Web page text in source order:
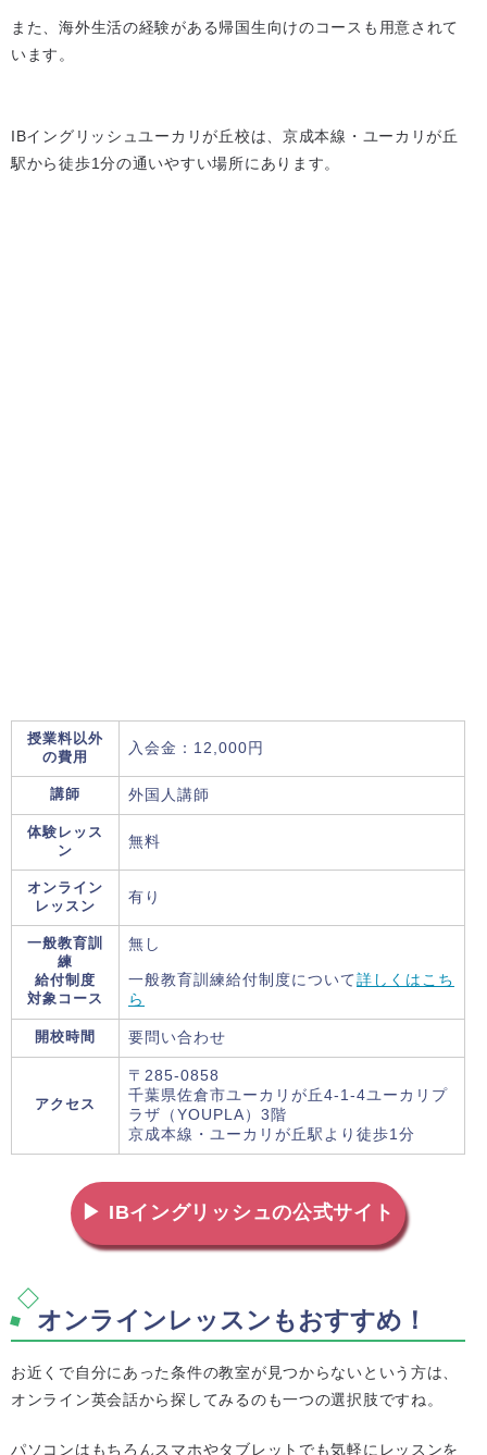
また、海外生活の経験がある帰国生向けのコースも用意されて
います。
IBイングリッシュユーカリが丘校は、京成本線・ユーカリが丘
駅から徒歩1分の通いやすい場所にあります。
授業料以外
の費用
入会金：12,000円
講師 外国人講師
体験レッス
ン
無料
オンライン
レッスン
有り
一般教育訓
練
給付制度
対象コース
無し
一般教育訓練給付制度について 詳しくはこち
ら
開校時間 要問い合わせ
アクセス
〒285-0858
千葉県佐倉市ユーカリが丘4-1-4ユーカリプ
ラザ（YOUPLA）3階
京成本線・ユーカリが丘駅より徒歩1分
▶ IBイングリッシュの公式サイト
オンラインレッスンもおすすめ！
お近くで自分にあった条件の教室が見つからないという方は、
オンライン英会話から探してみるのも一つの選択肢ですね。
パソコンはもちろんスマホやタブレットでも気軽にレッスンを